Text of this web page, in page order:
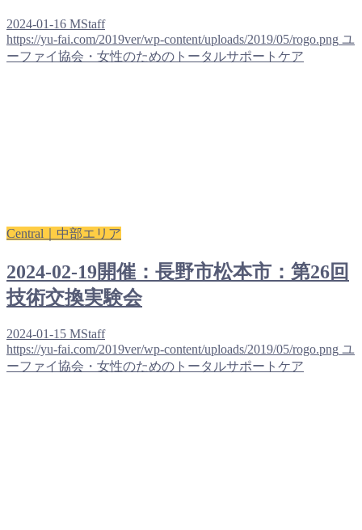
2024-01-16 MStaff
https://yu-fai.com/2019ver/wp-content/uploads/2019/05/rogo.png ユ
ーファイ協会・女性のためのトータルサポートケア
Central｜中部エリア
2024-02-19開催：長野市松本市：第26回
技術交換実験会
2024-01-15 MStaff
https://yu-fai.com/2019ver/wp-content/uploads/2019/05/rogo.png ユ
ーファイ協会・女性のためのトータルサポートケア